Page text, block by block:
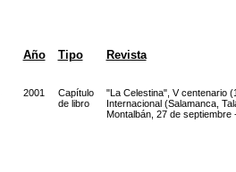
Año Tipo Revista
2001
Capítulo
de libro
"La Celestina", V centenario
Internacional (Salamanca,
Montalbán, 27 de septiembre